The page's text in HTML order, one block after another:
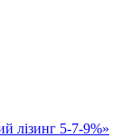
лізинг 5-7-9%»